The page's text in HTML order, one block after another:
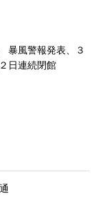
暴風警報発表、３
日連続閉館